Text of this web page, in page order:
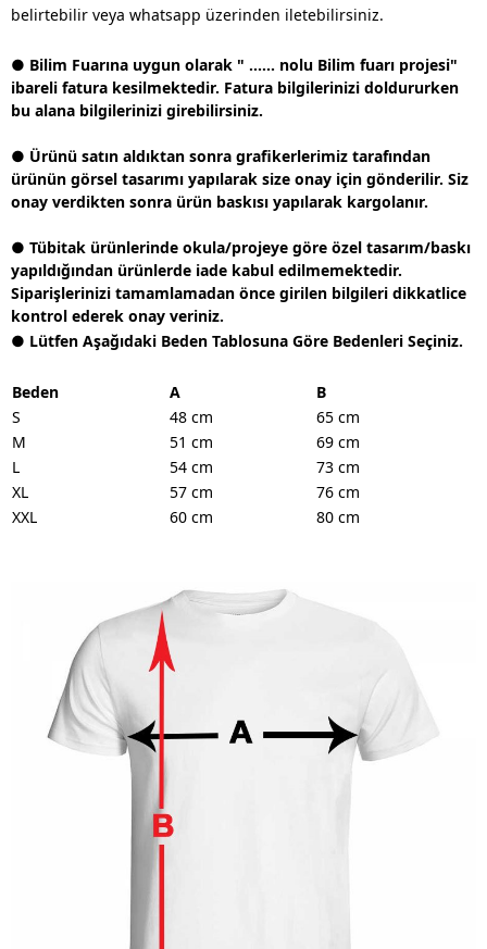
belirtebilir veya whatsapp üzerinden iletebilirsiniz.
● Bilim Fuarına uygun olarak " ...... nolu Bilim fuarı projesi"
ibareli fatura kesilmektedir. Fatura bilgilerinizi doldururken
bu alana bilgilerinizi girebilirsiniz.
● Ürünü satın aldıktan sonra grafikerlerimiz tarafından
ürünün görsel tasarımı yapılarak size onay için gönderilir. Siz
onay verdikten sonra ürün baskısı yapılarak kargolanır.
● Tübitak ürünlerinde okula/projeye göre özel tasarım/baskı
yapıldığından ürünlerde iade kabul edilmemektedir.
Siparişlerinizi tamamlamadan önce girilen bilgileri dikkatlice
kontrol ederek onay veriniz.
● Lütfen Aşağıdaki Beden Tablosuna Göre Bedenleri Seçiniz.
Beden A
B
S
48 cm
65 cm
M
51 cm
69 cm
L
54 cm
73 cm
XL
57 cm
76 cm
XXL
60 cm 80 cm